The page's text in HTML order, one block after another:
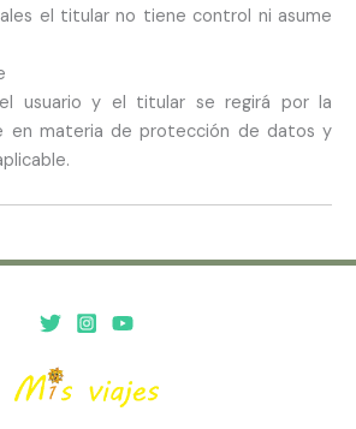
el titular no tiene control ni asume
usuario y el titular se regirá por la
en materia de protección de datos y